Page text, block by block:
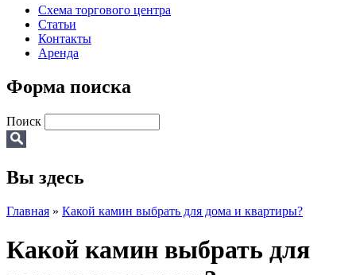
Схема торгового центра
Статьи
Контакты
Аренда
Форма поиска
Поиск
Вы здесь
Главная » Какой камин выбрать для дома и квартиры?
Какой камин выбрать для